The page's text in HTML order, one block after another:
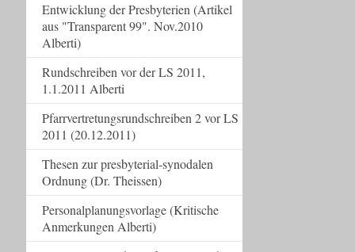
Entwicklung der Presbyterien (Artikel
aus "Transparent 99". Nov.2010
Alberti)
Rundschreiben vor der LS 2011,
1.1.2011 Alberti
Pfarrvertretungsrundschreiben 2 vor LS
2011 (20.12.2011)
Thesen zur presbyterial-synodalen
Ordnung (Dr. Theissen)
Personalplanungsvorlage (Kritische
Anmerkungen Alberti)